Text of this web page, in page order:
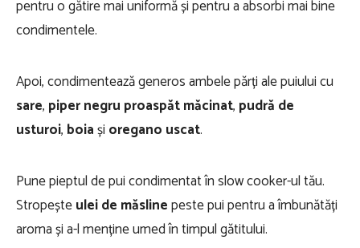
pentru o gătire mai uniformă și pentru a absorbi mai bine
condimentele.
Apoi, condimentează generos ambele părți ale puiului cu
sare, piper negru proaspăt măcinat, pudră de
usturoi, boiași oregano uscat.
Pune pieptul de pui condimentat în slow cooker-ul tău.
Stropeșteulei de măslinepeste pui pentru a îmbunătăți
aroma și a-l menține umed în timpul gătitului.